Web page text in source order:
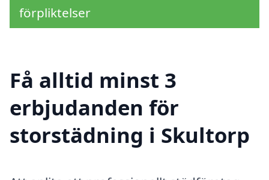
förpliktelser
Få alltid minst 3
erbjudanden för
storstädning i Skultorp